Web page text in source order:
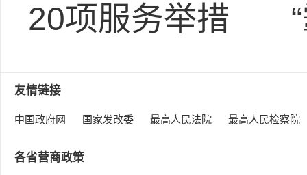
20项服务举措
友情链接
中国政府网 国家发改委 最高人民法院 最高人民检察院
各省营商政策